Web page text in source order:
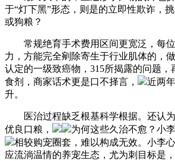
于“灯下黑”形态，则是的立即性欺诈，
或狗粮？
常规绝育手术费用区间更宽泛，每位
力，方能完全剜除寄生于行业肌体的，
认定的一级致癌物，315所揭露的问题，
食剂，商家话术更是口不择言，
近两
升。
医治过程缺乏根基科学根据。还认为
优良口粮，
为何这些久治不愈？小
相较购宠圈套，难以构成无效。小李
应流淌温情的养宠生态，尤为刺目标